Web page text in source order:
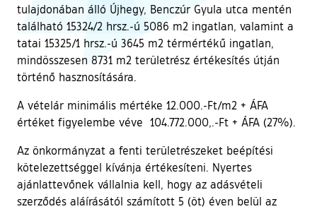
tulajdonában álló Újhegy, Benczúr Gyula utca mentén
található 15324/2 hrsz.-ú 5086 m2 ingatlan, valamint a
tatai 15325/1 hrsz.-ú 3645 m2 térmértékű ingatlan,
mindösszesen 8731 m2 területrész értékesítés útján
történő hasznosítására.
A vételár minimális mértéke 12.000.-Ft/m2 + ÁFA
értéket figyelembe véve 104.772.000,.-Ft + ÁFA (27%).
Az önkormányzat a fenti területrészeket beépítési
kötelezettséggel kívánja értékesíteni. Nyertes
ajánlattevőnek vállalnia kell, hogy az adásvételi
szerződés aláírásától számított 5 (öt) éven belül az